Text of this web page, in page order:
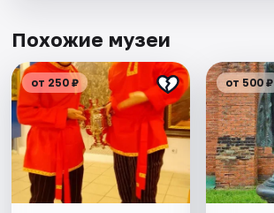
Похожие музеи
от 250 ₽ от 500 ₽